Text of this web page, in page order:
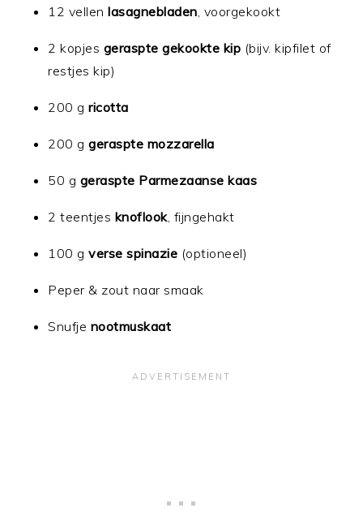
12 vellenlasagnebladen , voorgekookt
2 kopjes geraspte gekookte kip (bijv. kipfilet of
restjes kip)
200 gricotta
200 ggeraspte mozzarella
50 g geraspte Parmezaanse kaas
2 teentjes knoflook, fijngehakt
100 gverse spinazie (optioneel)
Peper & zout naar smaak
Snufje nootmuskaat